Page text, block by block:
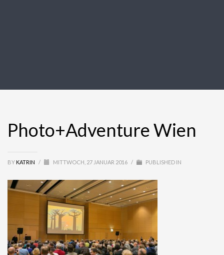
Photo+Adventure Wien
BY KATRIN / MITTWOCH, 27 JANUAR 2016 / PUBLISHED IN